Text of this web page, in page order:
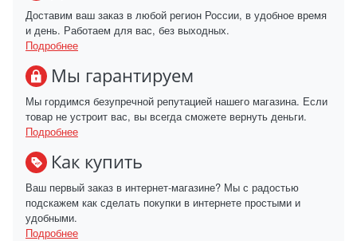
Доставим ваш заказ в любой регион России, в удобное время
и день. Работаем для вас, без выходных.
Подробнее
Мы гарантируем
Мы гордимся безупречной репутацией нашего магазина. Если
товар не устроит вас, вы всегда сможете вернуть деньги.
Подробнее
Как купить
Ваш первый заказ в интернет-магазине? Мы с радостью
подскажем как сделать покупки в интернете простыми и
удобными.
Подробнее